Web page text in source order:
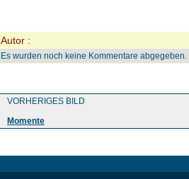
Autor :
Es wurden noch keine Kommentare abgegeben.
VORHERIGES BILD
Momente